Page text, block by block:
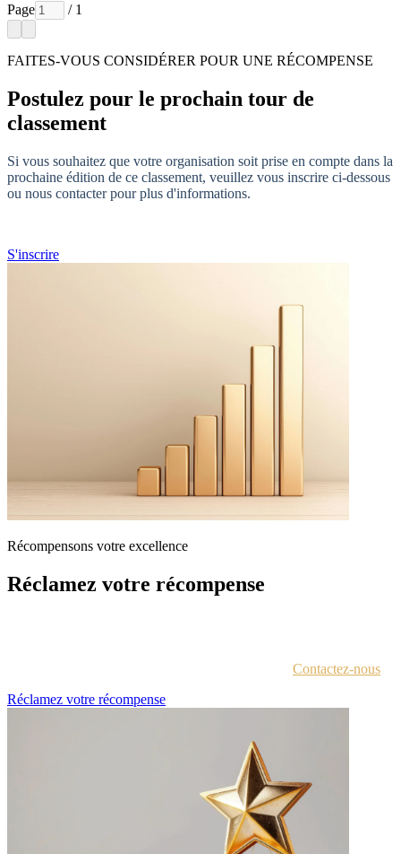
Page / 1
FAITES-VOUS CONSIDÉRER POUR UNE RÉCOMPENSE
Postulez pour le prochain tour de
classement
Si vous souhaitez que votre organisation soit prise en compte dans la
prochaine édition de ce classement, veuillez vous inscrire ci-dessous
ou nous contacter pour plus d'informations.
S'inscrire
Récompensons votre excellence
Réclamez votre récompense
Contactez-nous
Réclamez votre récompense